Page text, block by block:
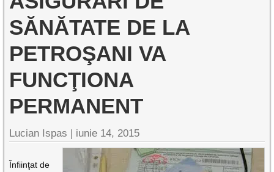
SĂNĂTATE DE LA
PETROŞANI VA
FUNCŢIONA
PERMANENT
Lucian Ispas | iunie 14, 2015
Înfiinţat de